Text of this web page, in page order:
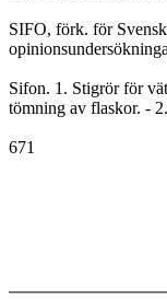
SIFO, förk. för
Sifon. 1. Stigrör för
tömning av flaskor. -